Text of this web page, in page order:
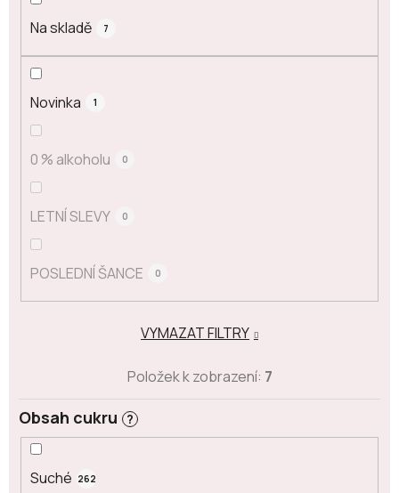
Na skladě 7
Novinka 1
0 % alkoholu 0
LETNÍ SLEVY 0
POSLEDNÍ ŠANCE 0
Obsah cukru ?
Suché 262
VYMAZAT FILTRY
Položek k zobrazení: 7